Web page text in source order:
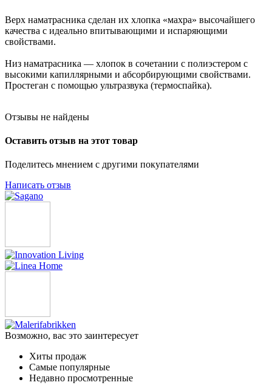
Верх наматрасника сделан их хлопка «махра» высочайшего
качества с идеально впитывающими и испаряющими
свойствами.
Низ наматрасника — хлопок в сочетании с полиэстером с
высокими капиллярными и абсорбирующими свойствами.
Простеган с помощью ультразвука (термоспайка).
Отзывы не найдены
Оставить отзыв на этот товар
Поделитесь мнением с другими покупателями
Написать отзыв
Возможно, вас это заинтересует
Хиты продаж
Самые популярные
Недавно просмотренные